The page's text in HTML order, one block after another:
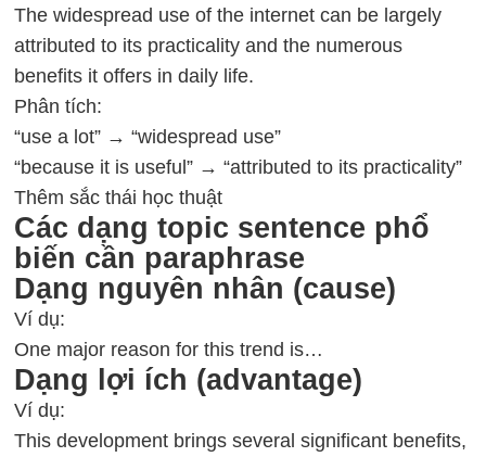
The widespread use of the internet can be largely
attributed to its practicality and the numerous
benefits it offers in daily life.
Phân tích:
“use a lot” → “widespread use”
“because it is useful” → “attributed to its practicality”
Thêm sắc thái học thuật
Các dạng topic sentence phổ
biến cần paraphrase
Dạng nguyên nhân (cause)
Ví dụ:
One major reason for this trend is…
Dạng lợi ích (advantage)
Ví dụ:
This development brings several significant benefits,